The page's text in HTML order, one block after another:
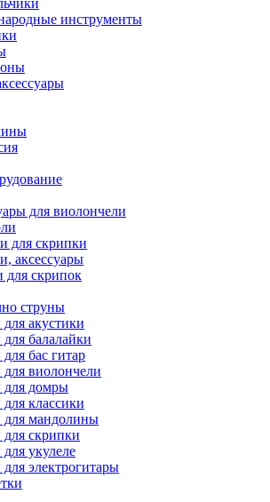
инструменты
для виолончели
для скрипки
аксессуары
скрипок
струны
акустики
балалайки
бас гитар
виолончели
домры
классики
мандолины
скрипки
укулеле
электрогитары